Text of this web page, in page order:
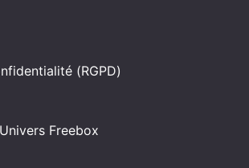
(RGPD)
Freebox